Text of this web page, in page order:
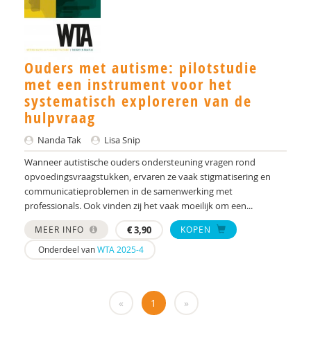
Monika Althaus
Mw. AM. Kruishoop
Dr. Anke Scheeren
Centrum Autisme Leiden
Elisa Back
Jacqueline Bailly
Stella Balci
H.K. Beetsma
Manon Begeer
Sander Begeer
Ouders met autisme: pilotstudie
met een instrument voor het
systematisch exploreren van de
hulpvraag
Nanda Tak
Lisa Snip
Wanneer autistische ouders ondersteuning vragen rond
opvoedingsvraagstukken, ervaren ze vaak stigmatisering en
communicatieproblemen in de samenwerking met
professionals. Ook vinden zij het vaak moeilijk om een...
MEER INFO €3,90
KOPEN
Onderdeel vanWTA 2025-4
« 1 »